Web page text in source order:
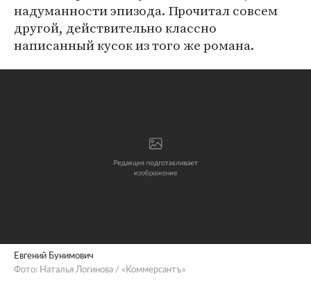
надуманности эпизода. Прочитал совсем
другой, действительно классно
написанный кусок из того же романа.
Евгений Бунимович
Фото: Наталья Логинова / «Коммерсантъ»